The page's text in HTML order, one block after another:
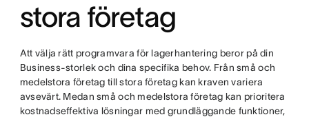
stora företag
Att välja rätt programvara för lagerhantering beror på din
Business-storlek och dina specifika behov. Från små och
medelstora företag till stora företag kan kraven variera
avsevärt. Medan små och medelstora företag kan prioritera
kostnadseffektiva lösningar med grundläggande funktioner,